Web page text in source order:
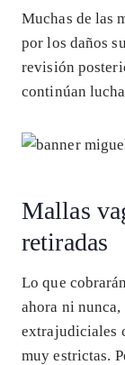
Muchas de las
por los daños
revisión
continúan
Mallas
retiradas
Lo que
ahora ni nunca,
extrajudiciales
muy estrictas.